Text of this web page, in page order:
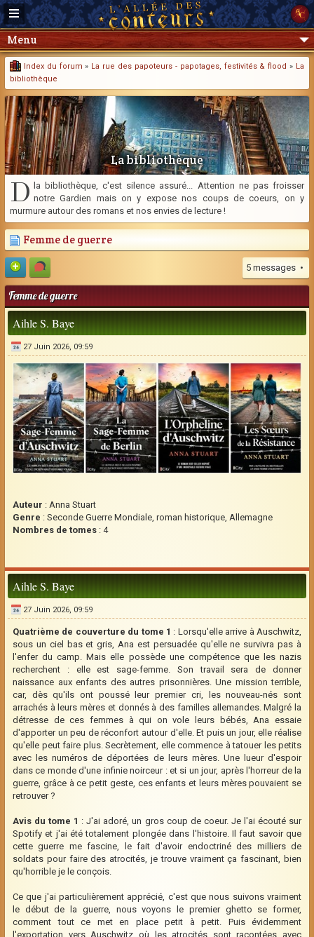
Menu
Index du forum » La rue des papoteurs - papotages, festivités & flood » La
bibliothèque
La bibliothèque
D
la bibliothèque, c'est silence assuré... Attention ne pas froisser
notre Gardien mais on y expose nos coups de coeurs, on y
murmure autour des romans et nos envies de lecture !
Femme de guerre
5 messages •
Femme de guerre
Aihle S. Baye
27 Juin 2026, 09:59
Auteur : Anna Stuart
Genre : Seconde Guerre Mondiale, roman historique, Allemagne
Nombres de tomes : 4
Aihle S. Baye
27 Juin 2026, 09:59
Quatrième de couverture du tome 1 : Lorsqu'elle arrive à Auschwitz,
sous un ciel bas et gris, Ana est persuadée qu'elle ne survivra pas à
l'enfer du camp. Mais elle possède une compétence que les nazis
recherchent : elle est sage-femme. Son travail sera de donner
naissance aux enfants des autres prisonnières. Une mission terrible,
car, dès qu'ils ont poussé leur premier cri, les nouveau-nés sont
arrachés à leurs mères et donnés à des familles allemandes. Malgré la
détresse de ces femmes à qui on vole leurs bébés, Ana essaie
d'apporter un peu de réconfort autour d'elle. Et puis un jour, elle réalise
qu'elle peut faire plus. Secrètement, elle commence à tatouer les petits
avec les numéros de déportées de leurs mères. Une lueur d'espoir
dans ce monde d'une infinie noirceur : et si un jour, après l'horreur de la
guerre, grâce à ce petit geste, ces enfants et leurs mères pouvaient se
retrouver ?
Avis du tome 1 : J'ai adoré, un gros coup de coeur. Je l'ai écouté sur
Spotify et j'ai été totalement plongée dans l'histoire. Il faut savoir que
cette guerre me fascine, le fait d'avoir endoctriné des milliers de
soldats pour faire des atrocités, je trouve vraiment ça fascinant, bien
qu'horrible je le conçois.
Ce que j'ai particulièrement apprécié, c'est que nous suivons vraiment
le début de la guerre, nous voyons le premier ghetto se former,
comment tout ce met en place petit à petit. Puis évidemment
l'exportation vers Auschwitz où les atrocités sont racontées avec